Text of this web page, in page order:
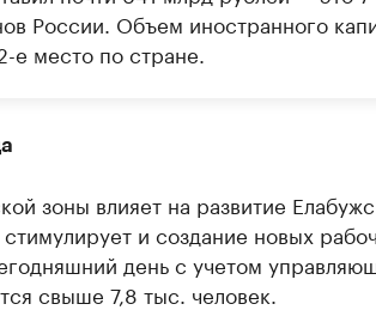
России. Объем иностранного
е место по стране.
зоны влияет на развитие
и создание новых
день с учетом
свыше 7,8 тыс. человек.